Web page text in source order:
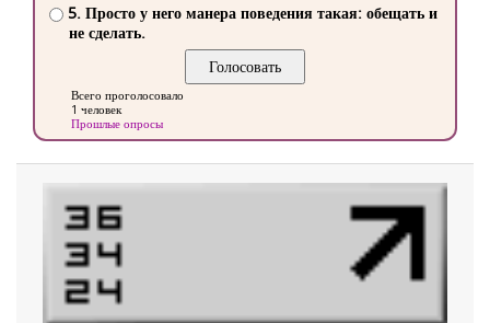
5. Просто у него манера поведения такая: обещать и
не сделать.
Всего проголосовало
1 человек
Прошлые опросы